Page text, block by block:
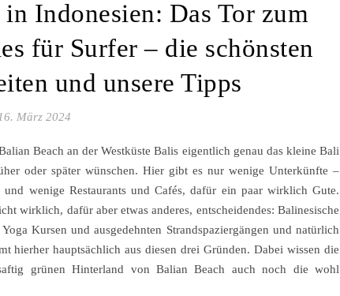
Indonesien: Das Tor zum
für Surfer – die schönsten
und unsere Tipps
16. März 2024
Beach an der Westküste Balis eigentlich genau das kleine Bali
oder später wünschen. Hier gibt es nur wenige Unterkünfte –
wenige Restaurants und Cafés, dafür ein paar wirklich Gute.
wirklich, dafür aber etwas anderes, entscheidendes: Balinesische
Kursen und ausgedehnten Strandspaziergängen und natürlich
hierher hauptsächlich aus diesen drei Gründen. Dabei wissen die
grünen Hinterland von Balian Beach auch noch die wohl